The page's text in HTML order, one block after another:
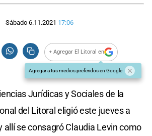
Sábado 6.11.2021 17:06
+ Agregar El Litoral en
Agregar a tus medios preferidos en Google
Jurídicas y Sociales de la
del Litoral eligió este jueves a
allí se consagró Claudia Levin como